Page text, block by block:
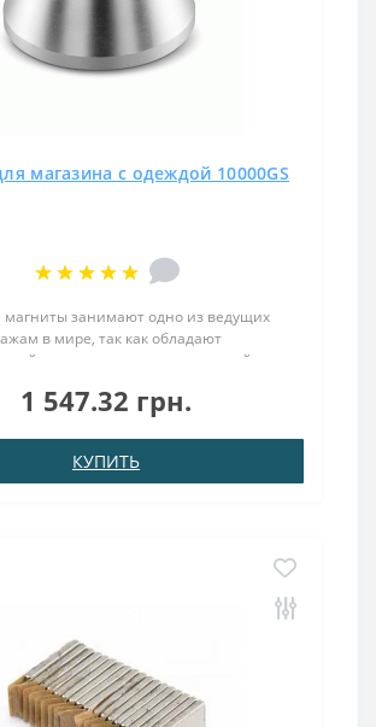
магазина с одеждой 10000GS
занимают одно из ведущих
в мире, так как обладают
значительно превышающей их
их долговечность в разы экономит
1 547.32 грн.
КУПИТЬ